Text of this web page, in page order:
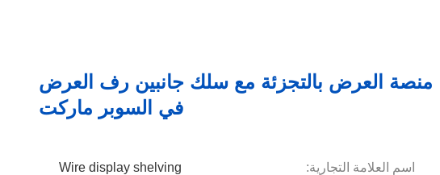
منصة العرض بالتجزئة مع سلك جانبين رف العرض
في السوبر ماركت
اسم العلامة التجارية: Wire display shelving